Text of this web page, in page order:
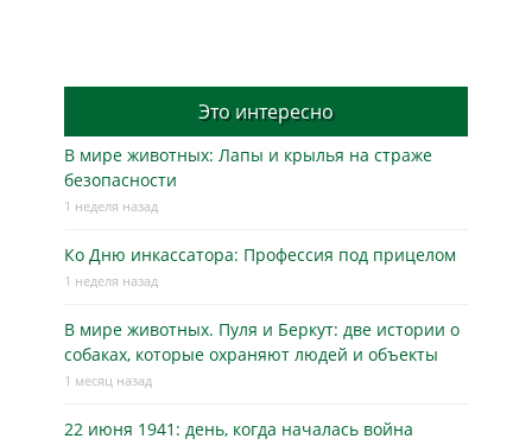
Это интересно
В мире животных: Лапы и крылья на страже
безопасности
1 неделя назад
Ко Дню инкассатора: Профессия под прицелом
1 неделя назад
В мире животных. Пуля и Беркут: две истории о
собаках, которые охраняют людей и объекты
1 месяц назад
22 июня 1941: день, когда началась война